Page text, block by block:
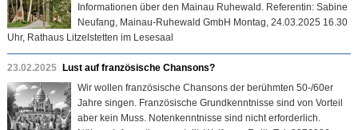
Informationen über den Mainau Ruhewald. Referentin: Sabine
Neufang, Mainau-Ruhewald GmbH Montag, 24.03.2025 16.30
Uhr, Rathaus Litzelstetten im Lesesaal
23.02.2025
Lust auf französische Chansons?
Wir wollen französische Chansons der berühmten 50-/60er
Jahre singen. Französische Grundkenntnisse sind von Vorteil
aber kein Muss. Notenkenntnisse sind nicht erforderlich.